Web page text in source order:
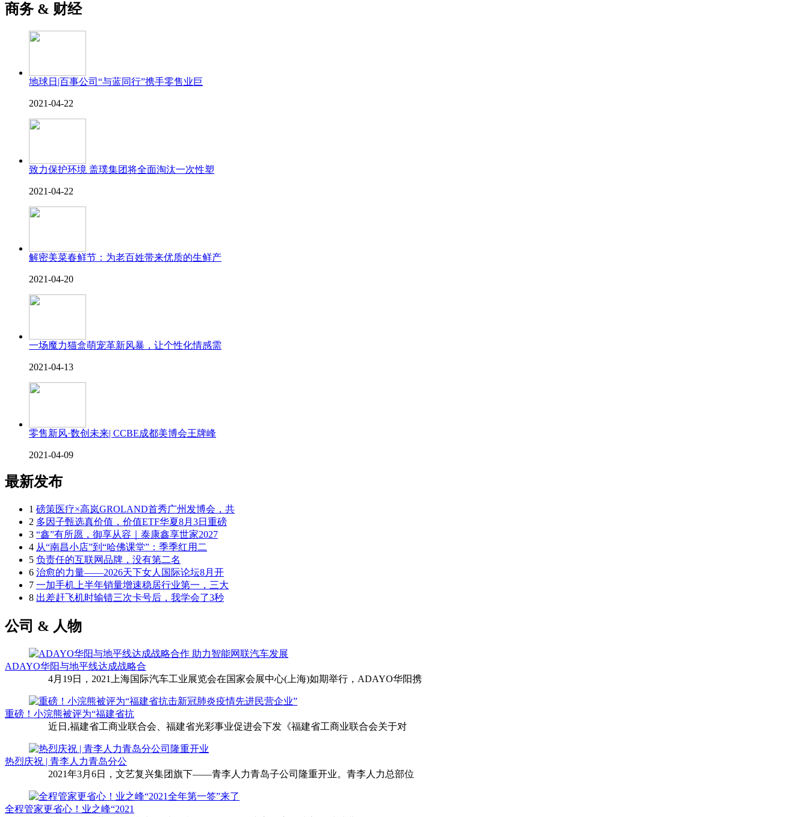
商务 & 财经
地球日|百事公司“与蓝同行”携手零售业巨
2021-04-22
致力保护环境 盖璞集团将全面淘汰一次性塑
2021-04-22
解密美菜春鲜节：为老百姓带来优质的生鲜产
2021-04-20
一场魔力猫盒萌宠革新风暴，让个性化情感需
2021-04-13
零售新风·数创未来| CCBE成都美博会王牌峰
2021-04-09
最新发布
1 磅策医疗×高岚GROLAND首秀广州发博会，共
2 多因子甄选真价值，价值ETF华夏8月3日重磅
3 “鑫”有所愿，御享从容｜泰康鑫享世家2027
4 从“南昌小店”到“哈佛课堂”：季季红用二
5 负责任的互联网品牌，没有第二名
6 治愈的力量——2026天下女人国际论坛8月开
7 一加手机上半年销量增速稳居行业第一，三大
8 出差赶飞机时输错三次卡号后，我学会了3秒
公司 & 人物
ADAYO华阳与地平线达成战略合
4月19日，2021上海国际汽车工业展览会在国家会展中心(上海)如期举行，ADAYO华阳携
重磅！小浣熊被评为“福建省抗
近日,福建省工商业联合会、福建省光彩事业促进会下发《福建省工商业联合会关于对
热烈庆祝 | 青李人力青岛分公
2021年3月6日，文艺复兴集团旗下——青李人力青岛子公司隆重开业。青李人力总部位
全程管家更省心！业之峰“2021